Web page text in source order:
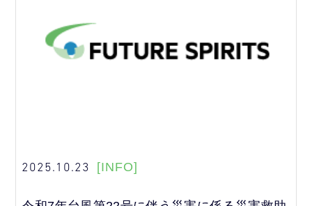
2025.10.23 [INFO]